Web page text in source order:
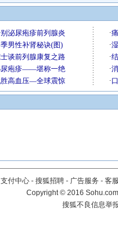
支付中心 - 搜狐招聘 - 广告服务 - 客
Copyright©2016
搜狐不良信息举